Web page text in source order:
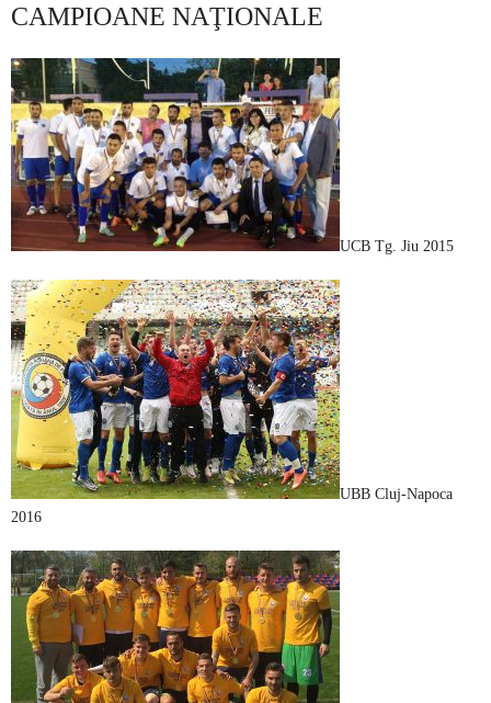
CAMPIOANE NAŢIONALE
UCB Tg. Jiu 2015
UBB Cluj-Napoca
2016